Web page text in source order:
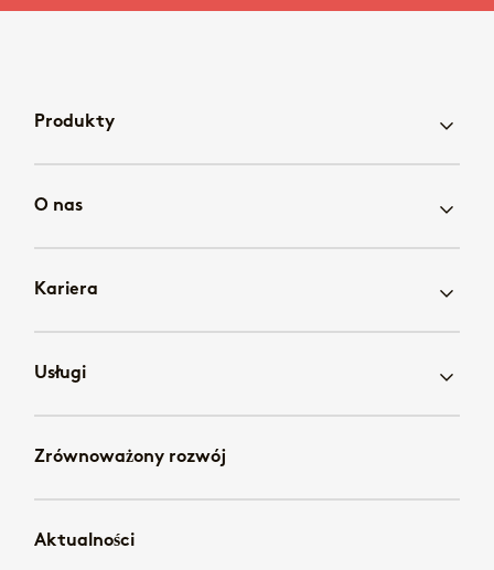
Produkty
O nas
Kariera
Usługi
Zrównoważony rozwój
Aktualności